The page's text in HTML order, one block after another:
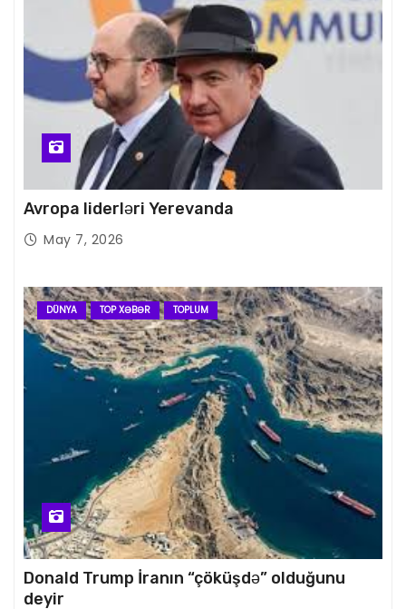
Avropa liderləri Yerevanda
May 7, 2026
DÜNYA TOP XƏBƏR TOPLUM
Donald Trump İranın “çöküşdə” olduğunu
deyir